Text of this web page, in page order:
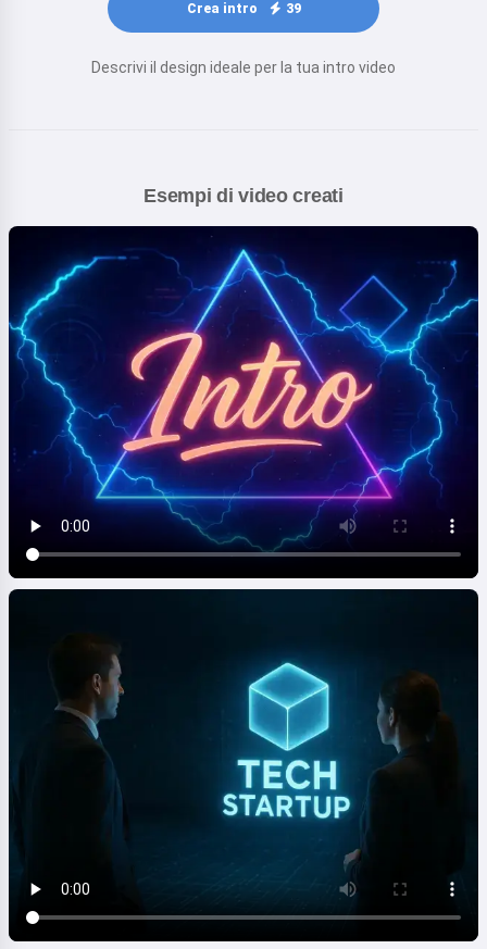
Crea intro 39
Descrivi il design ideale per la tua intro video
Esempi di video creati